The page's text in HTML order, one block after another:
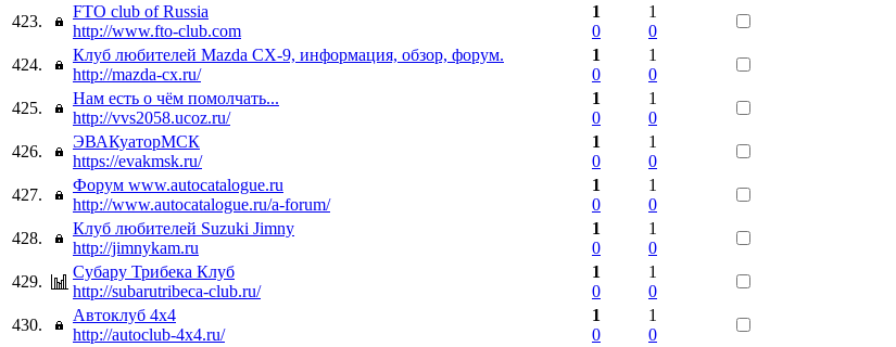
423.
FTO club of Russia
http://www.fto-club.com
1
0
1
0
424.
Клуб любителей Mazda CX-9, информация, обзор, форум.
http://mazda-cx.ru/
1
0
1
0
425.
Нам есть о чём помолчать...
http://vvs2058.ucoz.ru/
1
0
1
0
426.
ЭВАКуаторМСК
https://evakmsk.ru/
1
0
1
0
427.
Форум www.autocatalogue.ru
http://www.autocatalogue.ru/a-forum/
1
0
1
0
428.
Клуб любителей Suzuki Jimny
http://jimnykam.ru
1
0
1
0
429.
Субару Трибека Клуб
http://subarutribeca-club.ru/
1
0
1
0
430.
Автоклуб 4x4
http://autoclub-4x4.ru/
1
0
1
0